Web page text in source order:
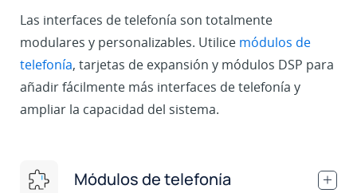
Las interfaces de telefonía son totalmente
modulares y personalizables. Utilice módulos de
telefonía, tarjetas de expansión y módulos DSP para
añadir fácilmente más interfaces de telefonía y
ampliar la capacidad del sistema.
Módulos de telefonía .